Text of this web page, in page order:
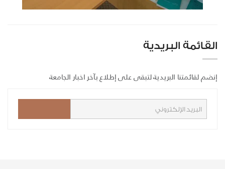
القائمة البريدية
إنضم لقائمتنا البريدية لتبقى على إطلاع بآخر اخبار الجامعة